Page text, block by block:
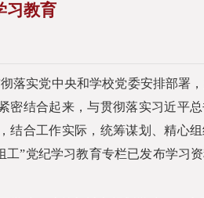
习教育
落实党中央和学校党委安排部署
密结合起来，与贯彻落实习近平
结合工作实际，统筹谋划、精心
工”党纪学习教育专栏已发布学习